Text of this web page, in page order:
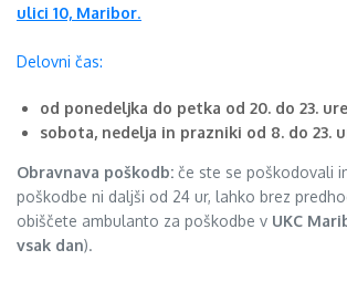
ulici 10, Maribor.
Delovni čas:
od ponedeljka do petka od 20. do 23.
sobota, nedelja in prazniki od 8. do 23.
Obravnava poškodb: če ste se poškodovali
poškodbe ni daljši od 24 ur, lahko brez
obiščete ambulanto za poškodbe v UKC
vsak dan).